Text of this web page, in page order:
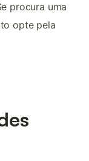
procura uma
opte pela